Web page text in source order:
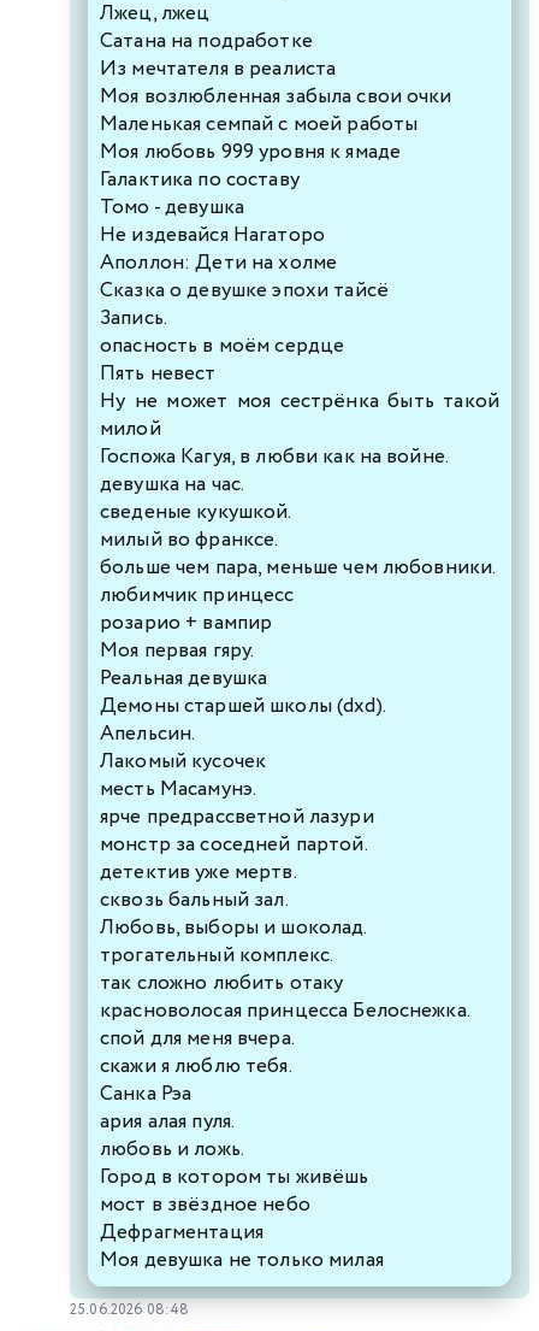
Лжец, лжец
Сатана на подработке
Из мечтателя в реалиста
Моя возлюбленная забыла свои очки
Маленькая семпай с моей работы
Моя любовь 999 уровня к ямаде
Галактика по составу
Томо - девушка
Не издевайся Нагаторо
Аполлон: Дети на холме
Сказка о девушке эпохи тайсё
Запись.
опасность в моём сердце
Пять невест
Ну не может моя сестрёнка быть такой
милой
Госпожа Кагуя, в любви как на войне.
девушка на час.
сведеные кукушкой.
милый во франксе.
больше чем пара, меньше чем любовники.
любимчик принцесс
розарио + вампир
Моя первая гяру.
Реальная девушка
Демоны старшей школы (dxd).
Апельсин.
Лакомый кусочек
месть Масамунэ.
ярче предрассветной лазури
монстр за соседней партой.
детектив уже мертв.
сквозь бальный зал.
Любовь, выборы и шоколад.
трогательный комплекс.
так сложно любить отаку
красноволосая принцесса Белоснежка.
спой для меня вчера.
скажи я люблю тебя.
Санка Рэа
ария алая пуля.
любовь и ложь.
Город в котором ты живёшь
мост в звёздное небо
Дефрагментация
Моя девушка не только милая
25.06.2026 08:48